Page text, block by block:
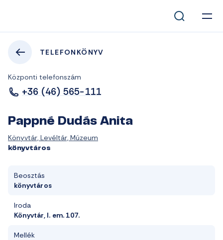
TELEFONKÖNYV
Központi telefonszám
+36 (46) 565-111
Pappné Dudás Anita
Könyvtár, Levéltár, Múzeum
könyvtáros
Beosztás
könyvtáros
Iroda
Könyvtár, I. em. 107.
Mellék